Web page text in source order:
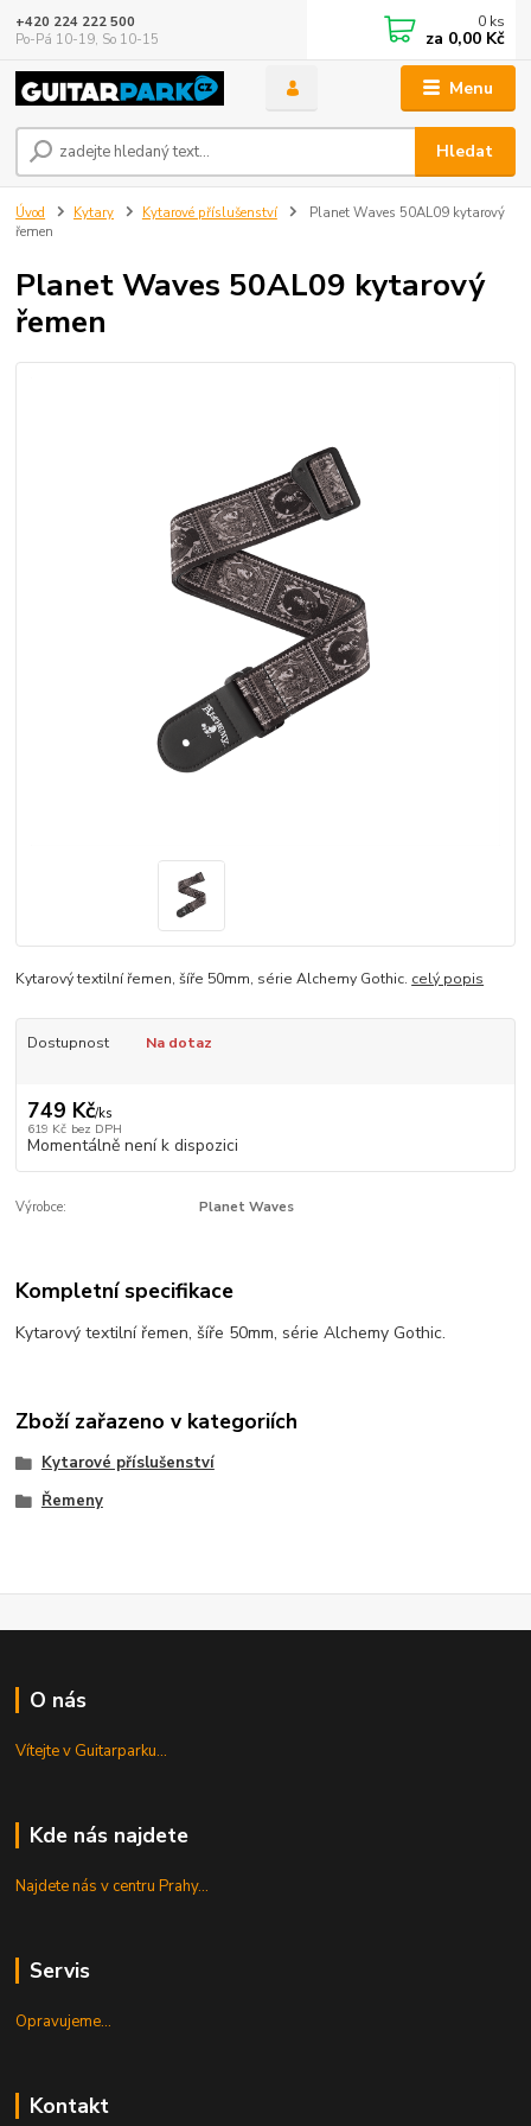
Menu
Hledat
+420 224 222 500
Po-Pá 10-19, So 10-15
0 ks
za 0,00 Kč
Úvod Kytary Kytarové příslušenství
Planet Waves 50AL09 kytarový
řemen
Planet Waves 50AL09 kytarový
řemen
Kytarový textilní řemen, šíře 50mm, série Alchemy Gothic. celý popis
Dostupnost Na dotaz
749 Kč/ks
619 Kč bez DPH
Momentálně není k dispozici
Výrobce: Planet Waves
Kompletní specifikace
Kytarový textilní řemen, šíře 50mm, série Alchemy Gothic.
Zboží zařazeno v kategoriích
Kytarové příslušenství
Řemeny
O nás
Vítejte v Guitarparku...
Kde nás najdete
Najdete nás v centru Prahy...
Servis
Opravujeme...
Kontakt